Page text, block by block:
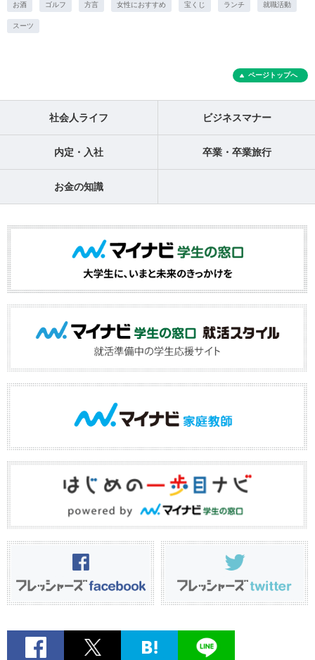
お酒 ゴルフ 方言 女性におすすめ 宝くじ ランチ 就職活動
スーツ
ページトップへ
社会人ライフ ビジネスマナー
内定・入社 卒業・卒業旅行
お金の知識